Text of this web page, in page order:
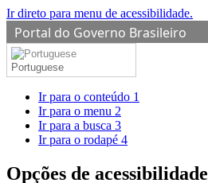
Ir direto para menu de acessibilidade.
Portal do Governo Brasileiro
Portuguese
Ir para o conteúdo 1
Ir para o menu 2
Ir para a busca 3
Ir para o rodapé 4
Opções de acessibilidade